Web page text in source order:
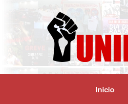
Inicio